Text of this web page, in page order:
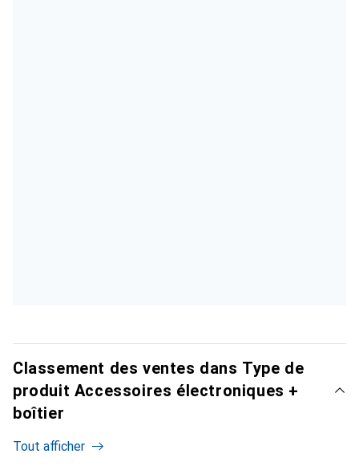
Classement des ventes dans Type de
produit Accessoires électroniques +
boîtier
Tout afficher